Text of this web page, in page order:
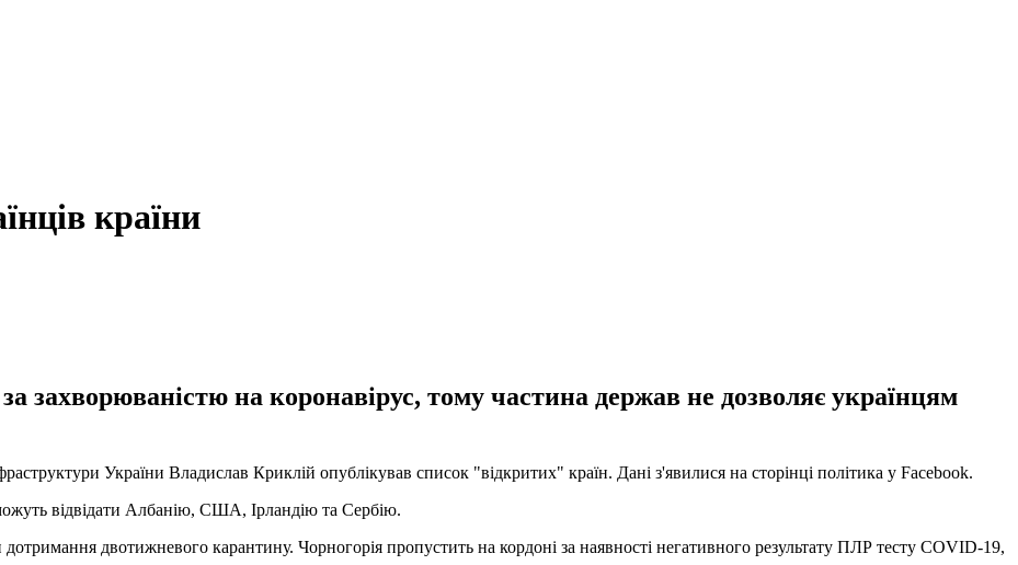
країни
захворюваністю на коронавірус, тому частина держав не дозволяє українцям
України Владислав Криклій опублікував список "відкритих" країн. Дані з'явилися на сторінці політика у Facebook.
відвідати Албанію, США, Ірландію та Сербію.
двотижневого карантину. Чорногорія пропустить на кордоні за наявності негативного результату ПЛР тесту COVID-19,